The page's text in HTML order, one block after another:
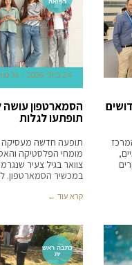
24 ביולי 2026 גל
הסמארטפון
תופתעו לגלות
תופעה חדשה מעסיקה
מומחי הפלסטיקה
צוואר בגיל צעיר
במכשיר הסמארטפון.
קרא עוד ←
כתבה ראש
ית